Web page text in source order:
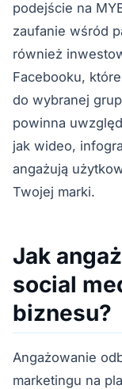
podejście na
zaufanie wśród
również
Facebooku,
do wybranej
powinna
jak wideo,
angażują
Twojej marki.
Jak
social
biznesu?
Angażowanie
marketingu na